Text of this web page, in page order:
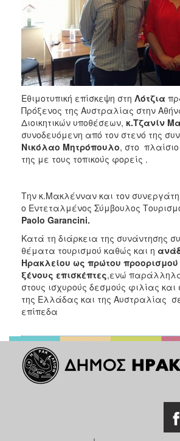
ΠΟΛΙΤΙΣΜΟΣ
ΑΝΘΕΚΤΙΚΗ
ΠΟΛΗ
Εθιμοτυπική επίσκεψη στη Λότζια
Πρόξενος της Αυστραλίας στην
Διοικητικών υποθέσεων, κ.Τζανίν
συνοδευόμενη από τον στενό της
Νικόλαο Μητρόπουλο, στο
της με τους τοπικούς φορείς .
Την κ.Μακλένναν και τον συνεργάτη
ο Εντεταλμένος Σύμβουλος
Paolo Garancini.
Κατά τη διάρκεια της συνάντησης
θέματα τουρισμού καθώς και η
Ηρακλείου ως πρώτου προορισμού
ξένους επισκέπτες,ενώ
στους ισχυρούς δεσμούς φιλίας
της Ελλάδας και της Αυστραλίας
επίπεδα